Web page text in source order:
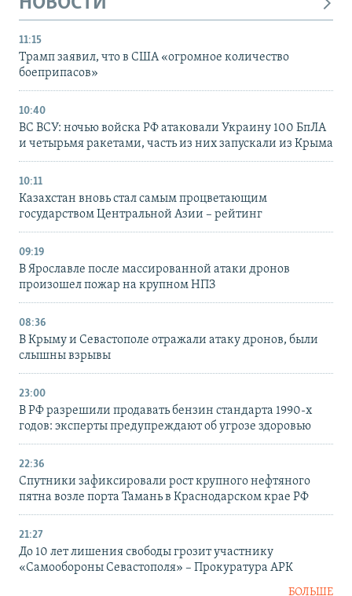
11:15
Трамп заявил, что в США «огромное количество
боеприпасов»
10:40
ВС ВСУ: ночью войска РФ атаковали Украину 100 БпЛА
и четырьмя ракетами, часть из них запускали из Крыма
10:11
Казахстан вновь стал самым процветающим
государством Центральной Азии – рейтинг
09:19
В Ярославле после массированной атаки дронов
произошел пожар на крупном НПЗ
08:36
В Крыму и Севастополе отражали атаку дронов, были
слышны взрывы
23:00
В РФ разрешили продавать бензин стандарта 1990-х
годов: эксперты предупреждают об угрозе здоровью
22:36
Спутники зафиксировали рост крупного нефтяного
пятна возле порта Тамань в Краснодарском крае РФ
21:27
До 10 лет лишения свободы грозит участнику
«Самообороны Севастополя» – Прокуратура АРК
БОЛЬШЕ